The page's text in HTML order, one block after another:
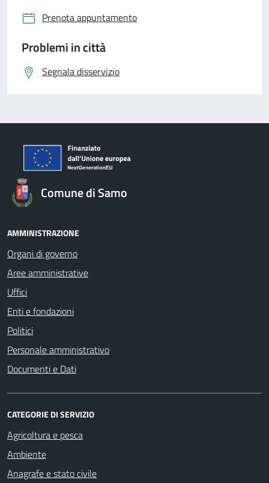
Prenota appuntamento
Problemi in città
Segnala disservizio
Comune di Samo
AMMINISTRAZIONE
Organi di governo
Aree amministrative
Uffici
Enti e fondazioni
Politici
Personale amministrativo
Documenti e Dati
CATEGORIE DI SERVIZIO
Agricoltura e pesca
Ambiente
Anagrafe e stato civile